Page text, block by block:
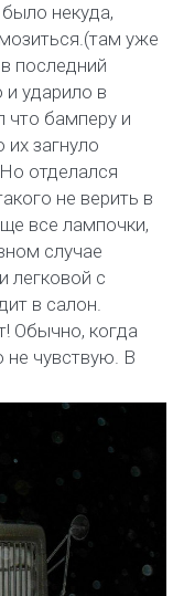
некуда,
уже
последний
ударило в
что бамперу и
загнуло
отделался
не верить в
все лампочки,
случае
легковой с
в салон.
Обычно, когда
не чувствую. В